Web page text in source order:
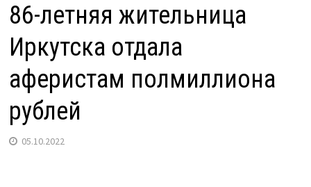
86-летняя жительница
Иркутска отдала
аферистам полмиллиона
рублей
05.10.2022